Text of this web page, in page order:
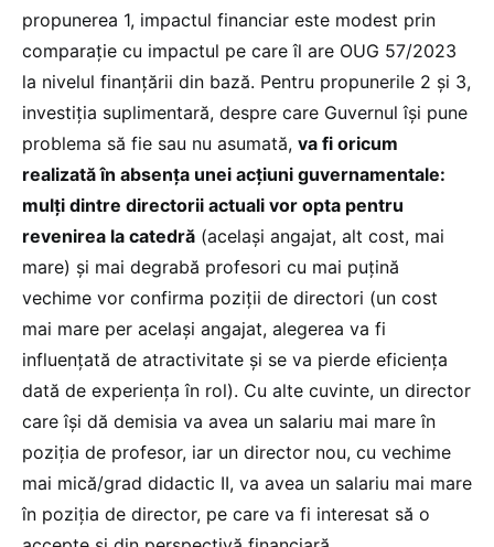
propunerea 1, impactul financiar este modest prin
comparație cu impactul pe care îl are OUG 57/2023
la nivelul finanțării din bază. Pentru propunerile 2 și 3,
investiția suplimentară, despre care Guvernul își pune
problema să fie sau nu asumată, va fi oricum
realizată în absența unei acțiuni guvernamentale:
mulți dintre directorii actuali vor opta pentru
revenirea la catedră (același angajat, alt cost, mai
mare) și mai degrabă profesori cu mai puțină
vechime vor confirma poziții de directori (un cost
mai mare per același angajat, alegerea va fi
influențată de atractivitate și se va pierde eficiența
dată de experiența în rol). Cu alte cuvinte, un director
care își dă demisia va avea un salariu mai mare în
poziția de profesor, iar un director nou, cu vechime
mai mică/grad didactic II, va avea un salariu mai mare
în poziția de director, pe care va fi interesat să o